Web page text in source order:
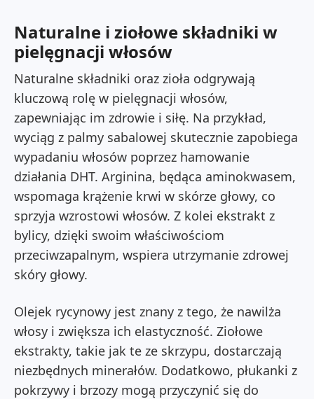
Naturalne i ziołowe składniki w
pielęgnacji włosów
Naturalne składniki oraz zioła odgrywają
kluczową rolę w pielęgnacji włosów,
zapewniając im zdrowie i siłę. Na przykład,
wyciąg z palmy sabalowej skutecznie zapobiega
wypadaniu włosów poprzez hamowanie
działania DHT. Arginina, będąca aminokwasem,
wspomaga krążenie krwi w skórze głowy, co
sprzyja wzrostowi włosów. Z kolei ekstrakt z
bylicy, dzięki swoim właściwościom
przeciwzapalnym, wspiera utrzymanie zdrowej
skóry głowy.
Olejek rycynowy jest znany z tego, że nawilża
włosy i zwiększa ich elastyczność. Ziołowe
ekstrakty, takie jak te ze skrzypu, dostarczają
niezbędnych minerałów. Dodatkowo, płukanki z
pokrzywy i brzozy mogą przyczynić się do